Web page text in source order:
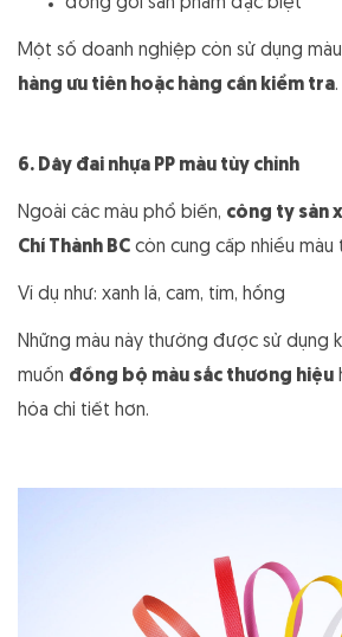
đóng gói sản phẩm đặc biệt
Một số doanh nghiệp còn sử dụng
hàng ưu tiên hoặc hàng cần kiểm tra.
6. Dây đai nhựa PP màu tùy chỉnh
Ngoài các màu phổ biến, công ty sản
Chí Thành BC còn cung cấp nhiều màu
Ví dụ như: xanh lá, cam, tím, hồng
Những màu này thường được sử dụng
muốn đồng bộ màu sắc thương hiệu
hóa chi tiết hơn.